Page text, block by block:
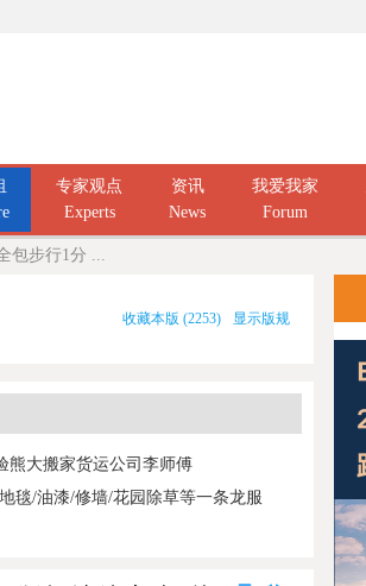
专家观点
Experts
资讯
News
我爱我家
Forum
包步行1分 ...
显示版规
收藏本版 (2253)
熊大搬家货运公司李师傅
毯/油漆/修墙/花园除草等一条龙服